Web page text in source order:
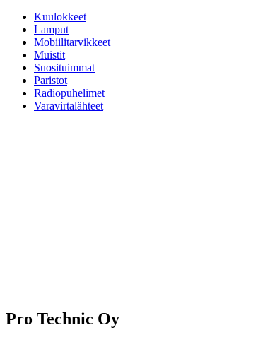
Kuulokkeet
Lamput
Mobiilitarvikkeet
Muistit
Suosituimmat
Paristot
Radiopuhelimet
Varavirtalähteet
Pro Technic Oy